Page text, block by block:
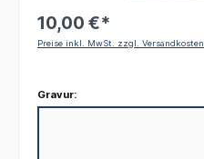
10,00 €*
Preise inkl. MwSt. zzgl. Versandkosten
Gravur: